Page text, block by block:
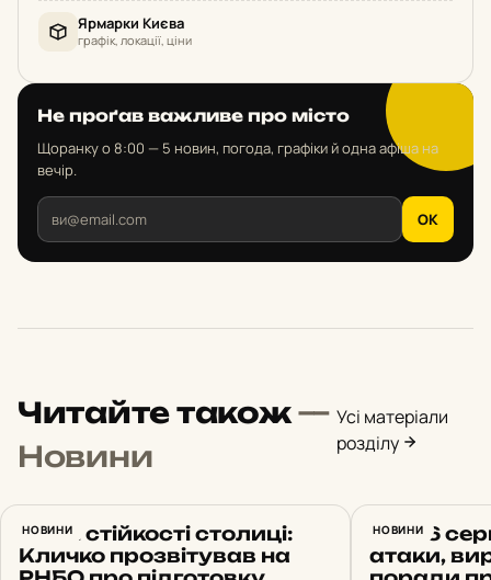
Ярмарки Києва
графік, локації, ціни
Не проґав важливе про місто
Щоранку о 8:00 — 5 новин, погода, графіки й одна афіша на
вечір.
OK
Читайте також—
Новини
Усі матеріали
розділу
НОВИНИ
План стійкості столиці:
Кличко прозвітував на
НОВИНИ
Київ 6
атаки,